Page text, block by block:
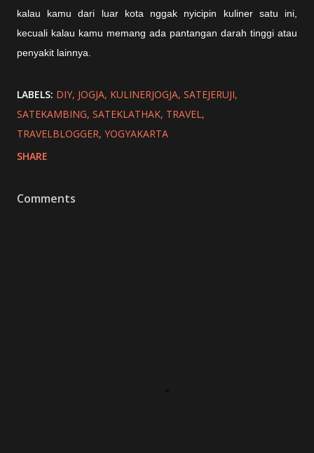
kalau kamu dari luar kota nggak nyicipin kuliner satu ini,
kecuali kalau kamu memang ada pantangan darah tinggi atau
penyakit lainnya.
LABELS: DIY JOGJA KULINERJOGJA SATEJERUJI
SATEKAMBING SATEKLATHAK TRAVEL
TRAVELBLOGGER YOGYAKARTA
SHARE
Comments